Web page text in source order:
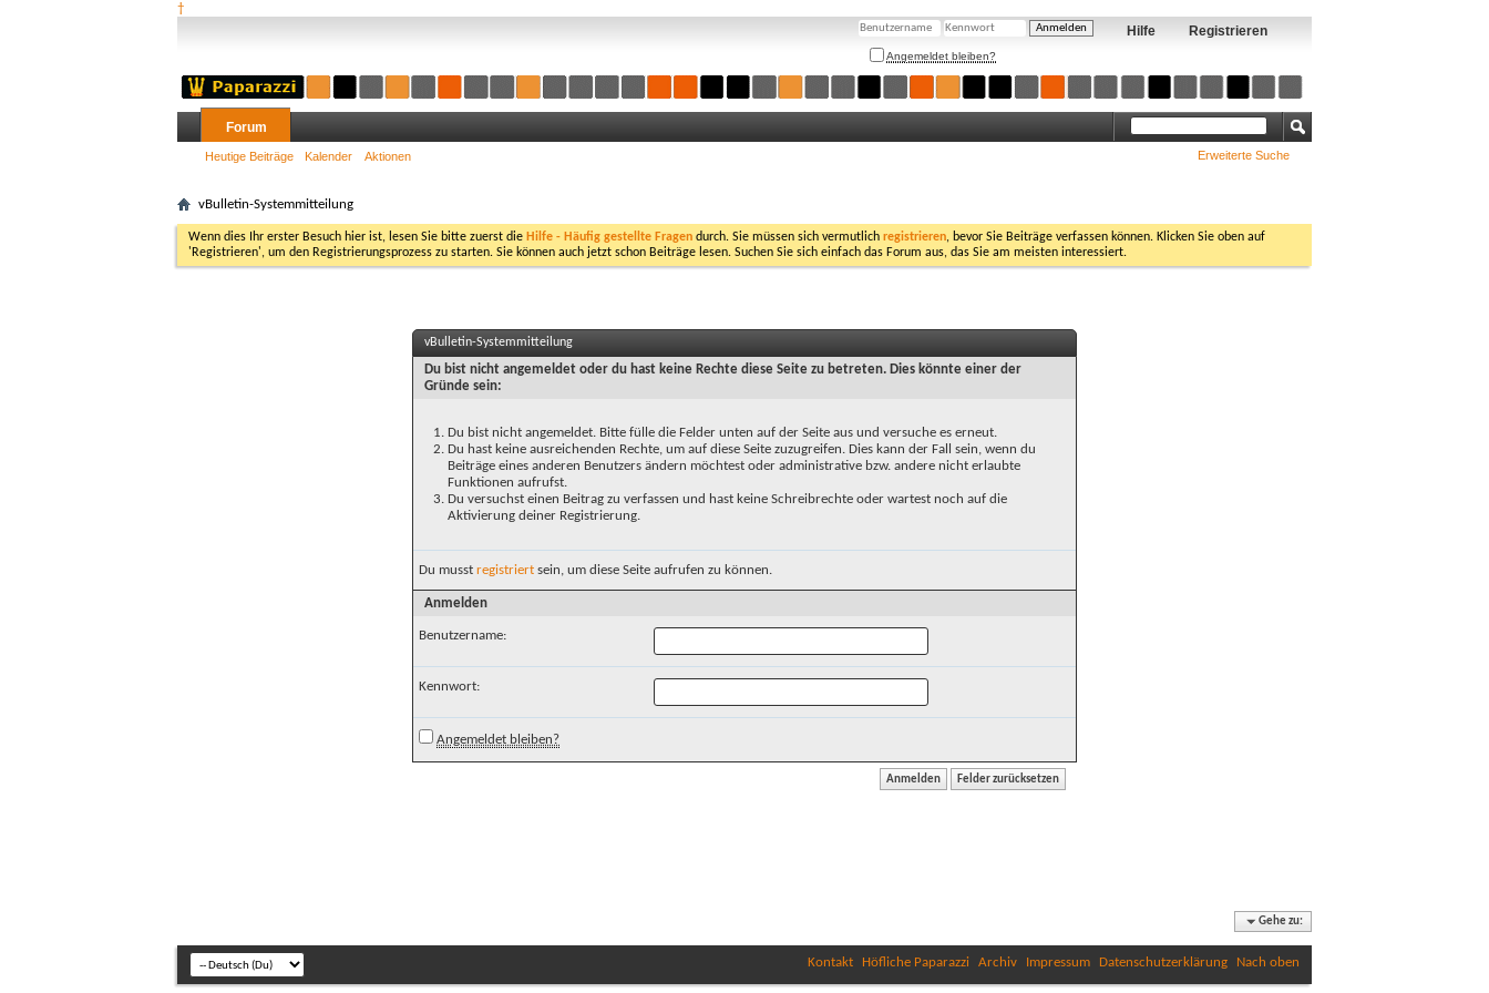
†
Registrieren
Hilfe
Angemeldet bleiben?
Forum
Heutige Beiträge Kalender Aktionen Erweiterte Suche
vBulletin-Systemmitteilung
Wenn dies Ihr erster Besuch hier ist, lesen Sie bitte zuerst die Hilfe - Häufig gestellte Fragen durch. Sie müssen sich vermutlich registrieren, bevor Sie Beiträge verfassen können. Klicken Sie oben auf
'Registrieren', um den Registrierungsprozess zu starten. Sie können auch jetzt schon Beiträge lesen. Suchen Sie sich einfach das Forum aus, das Sie am meisten interessiert.
vBulletin-Systemmitteilung
Du bist nicht angemeldet oder du hast keine Rechte diese Seite zu betreten. Dies könnte einer der
Gründe sein:
Du bist nicht angemeldet. Bitte fülle die Felder unten auf der Seite aus und versuche es erneut.
Du hast keine ausreichenden Rechte, um auf diese Seite zuzugreifen. Dies kann der Fall sein, wenn du
Beiträge eines anderen Benutzers ändern möchtest oder administrative bzw. andere nicht erlaubte
Funktionen aufrufst.
Du versuchst einen Beitrag zu verfassen und hast keine Schreibrechte oder wartest noch auf die
Aktivierung deiner Registrierung.
Du musst registriert sein, um diese Seite aufrufen zu können.
Anmelden
Benutzername:
Kennwort:
Angemeldet bleiben?
Gehe zu:
Kontakt Höfliche Paparazzi Archiv Impressum Datenschutzerklärung Nach oben